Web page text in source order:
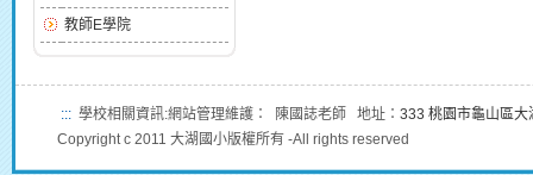
教師E學院
::: 學校相關資訊:網站管理維護： 陳國誌老師 地址： 333 桃園市龜山區
Copyright c 2011 大湖國小版權所有 -All rights reserved